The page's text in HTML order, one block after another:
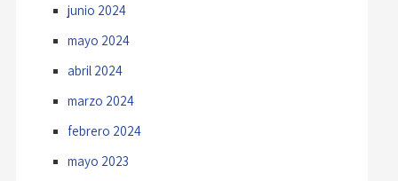
junio 2024
mayo 2024
abril 2024
marzo 2024
febrero 2024
mayo 2023